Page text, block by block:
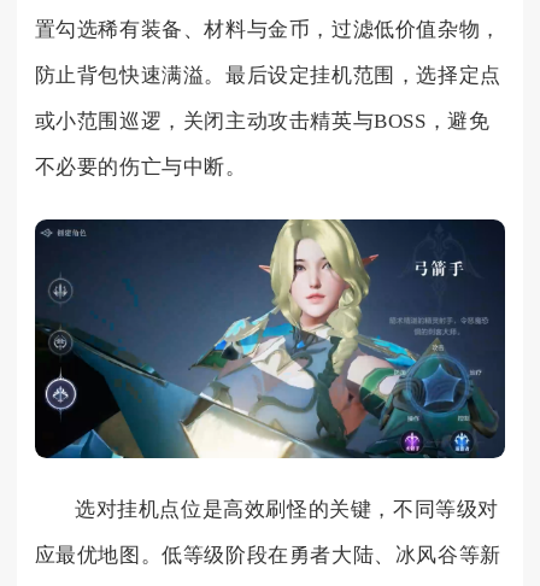
置勾选稀有装备、材料与金币，过滤低价值杂物，
防止背包快速满溢。最后设定挂机范围，选择定点
或小范围巡逻，关闭主动攻击精英与BOSS，避免
不必要的伤亡与中断。
选对挂机点位是高效刷怪的关键，不同等级对
应最优地图。低等级阶段在勇者大陆、冰风谷等新